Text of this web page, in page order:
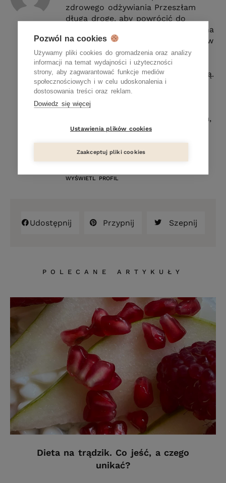
zdrowego odżywiania Przeszłam
długą drogę, aby powrócić do
zdrowotnej równowagi. Współczesna
medycyna alopatyczna bardziej mi w
tym przeszkadzała niż wspierała.
Dlatego zwróciłam się w stronę
medycyny naturalnej i leczenia dietą.
A było ich wiele – dieta dr Budwig,
pięciu przemian, wegetarianizm,
witarianizm, głodówka lecznicza,
dieta bezglutenowa… Dlatego wiem,
jak trudno jest zrezygnować z
kiedy sieją spustoszenie w naszym
organizmie.
WYŚWIETL PROFIL
Udostępnij Przypnij Szepnij
POLECANE ARTYKUŁY
Dieta na trądzik. Co jeść, a czego
unikać?
Pozwól na cookies
Używamy pliki cookies do gromadzenia oraz analizy
informacji na temat wydajności i użyteczności
strony, aby zagwarantować funkcje mediów
społecznościowych i w celu udoskonalenia i
dostosowania treści oraz reklam.
Dowiedz się więcej
Ustawienia plików cookies
Zaakceptuj pliki cookies